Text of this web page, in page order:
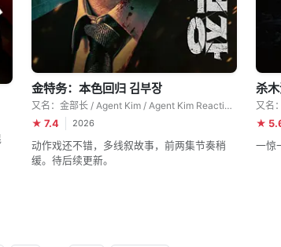
金特务：本色回归 김부장
又名：金部长 / Agent Kim / Agent Kim Reactivated
★ 7.4
2026
动作戏还不错，多线叙故事，前两集节奏稍
缓。待后续更新。
杀木
★
一惊